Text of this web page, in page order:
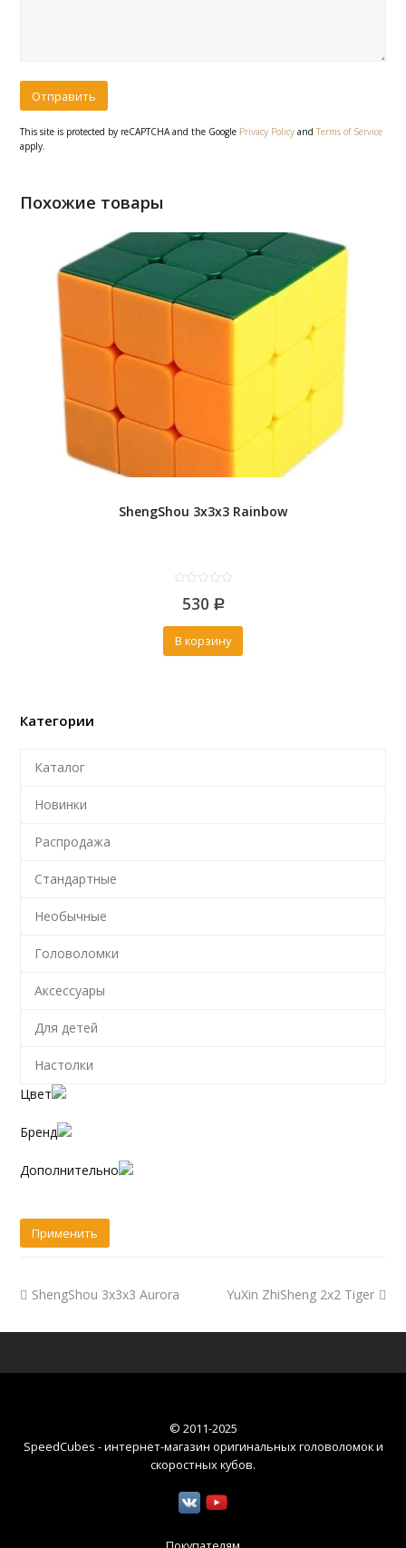
This site is protected by reCAPTCHA and the Google Privacy Policy andTerms of Service
apply.
Похожие товары
ShengShou 3x3x3 Rainbow
out
5
530 Р
В корзину
Категории
Каталог
Новинки
Распродажа
Стандартные
Необычные
Головоломки
Аксессуары
Для детей
Настолки
Цвет
Бренд
Дополнительно
ShengShou 3x3x3 Aurora YuXin ZhiSheng 2x2 Tiger
© 2011-2025
SpeedCubes - интернет-магазин оригинальных головоломок и
скоростных кубов.